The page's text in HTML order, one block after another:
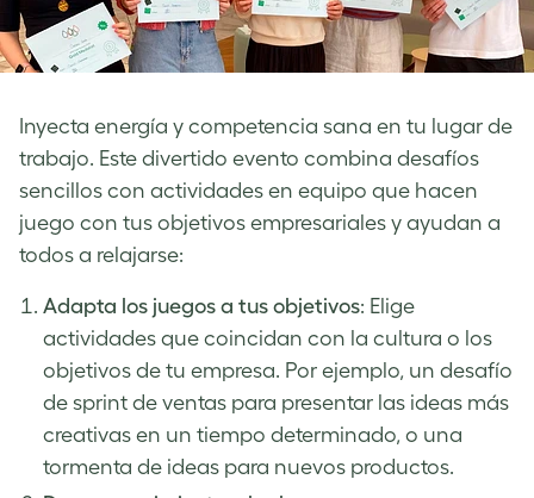
Inyecta energía y competencia sana en tu lugar de
trabajo. Este divertido evento combina desafíos
sencillos con actividades en equipo que hacen
juego con tus objetivos empresariales y ayudan a
todos a relajarse:
Adapta los juegos a tus objetivos: Elige
actividades que coincidan con la cultura o los
objetivos de tu empresa. Por ejemplo, un desafío
de sprint de ventas para presentar las ideas más
creativas en un tiempo determinado, o una
tormenta de ideas para nuevos productos.